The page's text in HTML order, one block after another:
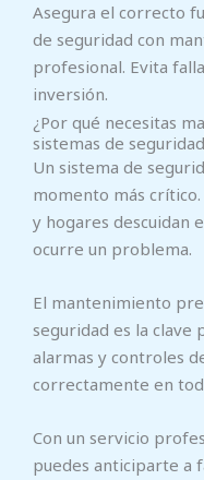
Asegura el correcto
de seguridad con
profesional. Evita
inversión.
¿Por qué necesitas
sistemas de
Un sistema de
momento más
y hogares descuidan
ocurre un problema.
El mantenimiento
seguridad es la clave
alarmas y controles
correctamente en
Con un servicio
puedes anticiparte a